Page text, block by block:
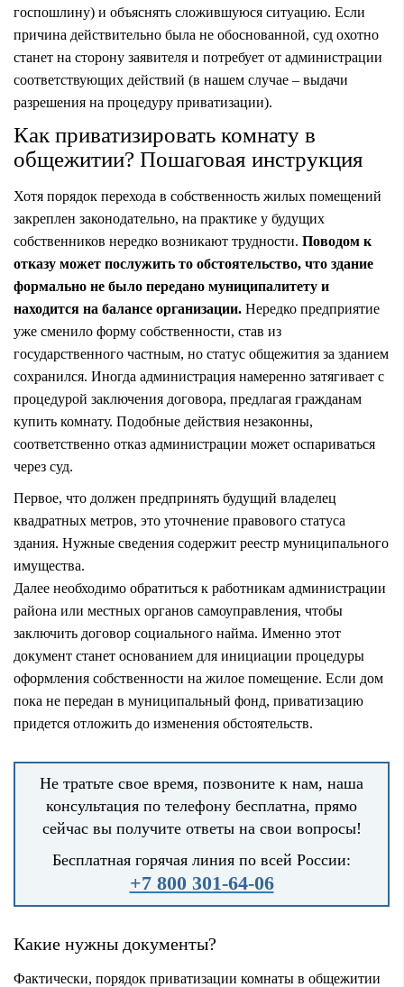
госпошлину) и объяснять сложившуюся ситуацию. Если
причина действительно была не обоснованной, суд охотно
станет на сторону заявителя и потребует от администрации
соответствующих действий (в нашем случае – выдачи
разрешения на процедуру приватизации).
Как приватизировать комнату в
общежитии? Пошаговая инструкция
Хотя порядок перехода в собственность жилых помещений
закреплен законодательно, на практике у будущих
собственников нередко возникают трудности. Поводом к
отказу может послужить то обстоятельство, что здание
формально не было передано муниципалитету и
находится на балансе организации. Нередко предприятие
уже сменило форму собственности, став из
государственного частным, но статус общежития за зданием
сохранился. Иногда администрация намеренно затягивает с
процедурой заключения договора, предлагая гражданам
купить комнату. Подобные действия незаконны,
соответственно отказ администрации может оспариваться
через суд.
Первое, что должен предпринять будущий владелец
квадратных метров, это уточнение правового статуса
здания. Нужные сведения содержит реестр муниципального
имущества.
Далее необходимо обратиться к работникам администрации
района или местных органов самоуправления, чтобы
заключить договор социального найма. Именно этот
документ станет основанием для инициации процедуры
оформления собственности на жилое помещение. Если дом
пока не передан в муниципальный фонд, приватизацию
придется отложить до изменения обстоятельств.
Не тратьте свое время, позвоните к нам, наша
консультация по телефону бесплатна, прямо
сейчас вы получите ответы на свои вопросы!
Бесплатная горячая линия по всей России:
+7 800 301-64-06
Какие нужны документы?
Фактически, порядок приватизации комнаты в общежитии